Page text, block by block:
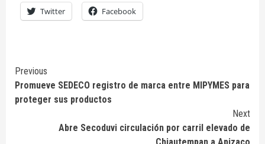
Twitter Facebook
Continue
Reading
Previous
Promueve SEDECO registro de marca entre MIPYMES para
proteger sus productos
Next
Abre Secoduvi circulación por carril elevado de